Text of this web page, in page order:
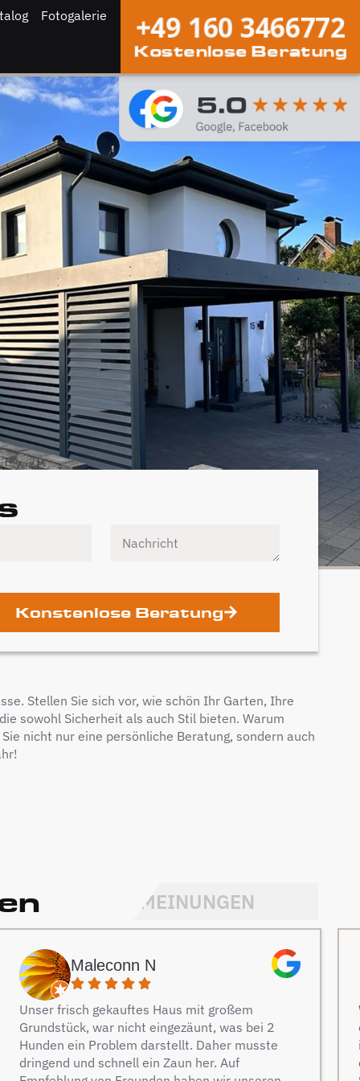
Fotogalerie
+49 160 3466772
Kostenlose Beratung
Konstenlose Beratung
Stellen Sie sich vor, wie schön Ihr Garten, Ihre
sowohl Sicherheit als auch Stil bieten. Warum
nicht nur eine persönliche Beratung, sondern auch
MEINUNGEN
Maleconn N
Unser frisch gekauftes Haus mit großem
Grundstück, war nicht eingezäunt, was bei 2
Hunden ein Problem darstellt. Daher musste
dringend und schnell ein Zaun her. Auf